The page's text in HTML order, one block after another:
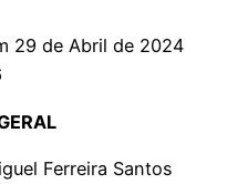
29 de Abril de 2024
Ferreira Santos